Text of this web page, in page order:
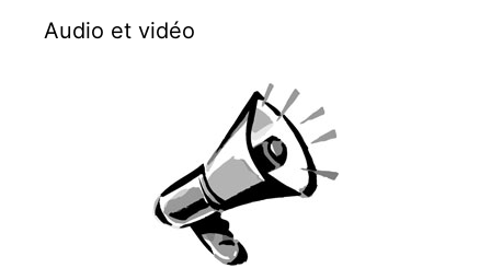
Audio et vidéo